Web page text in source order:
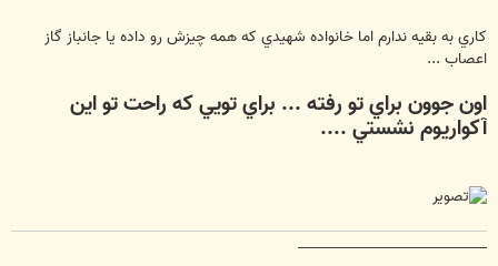
كاري به بقيه ندارم اما خانواده شهيدي كه همه چيزش رو داده يا جانباز گاز
اعصاب ...
اون جوون براي تو رفته ... براي تويي كه راحت تو اين
آكواريوم نشستي ....
__________________________________